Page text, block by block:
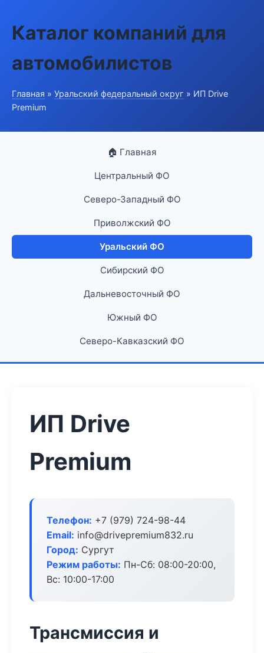
Каталог компаний для
автомобилистов
Главная » Уральский федеральный округ » ИП Drive
Premium
🏠 Главная
Центральный ФО
Северо-Западный ФО
Приволжский ФО
Уральский ФО
Сибирский ФО
Дальневосточный ФО
Южный ФО
Северо-Кавказский ФО
ИП Drive
Premium
Телефон: +7 (979) 724-98-44
Email: info@drivepremium832.ru
Город: Сургут
Режим работы: Пн-Сб: 08:00-20:00,
Вс: 10:00-17:00
Трансмиссия и